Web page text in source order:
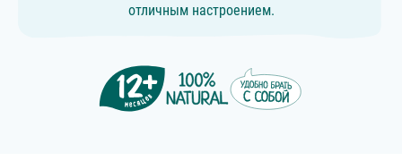
отличным настроением.